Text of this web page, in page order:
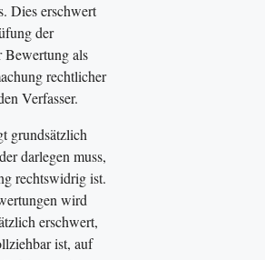
Dies erschwert
der
Bewertung als
rechtlicher
Verfasser.
grundsätzlich
darlegen muss,
rechtswidrig ist.
wird
erschwert,
ist, auf